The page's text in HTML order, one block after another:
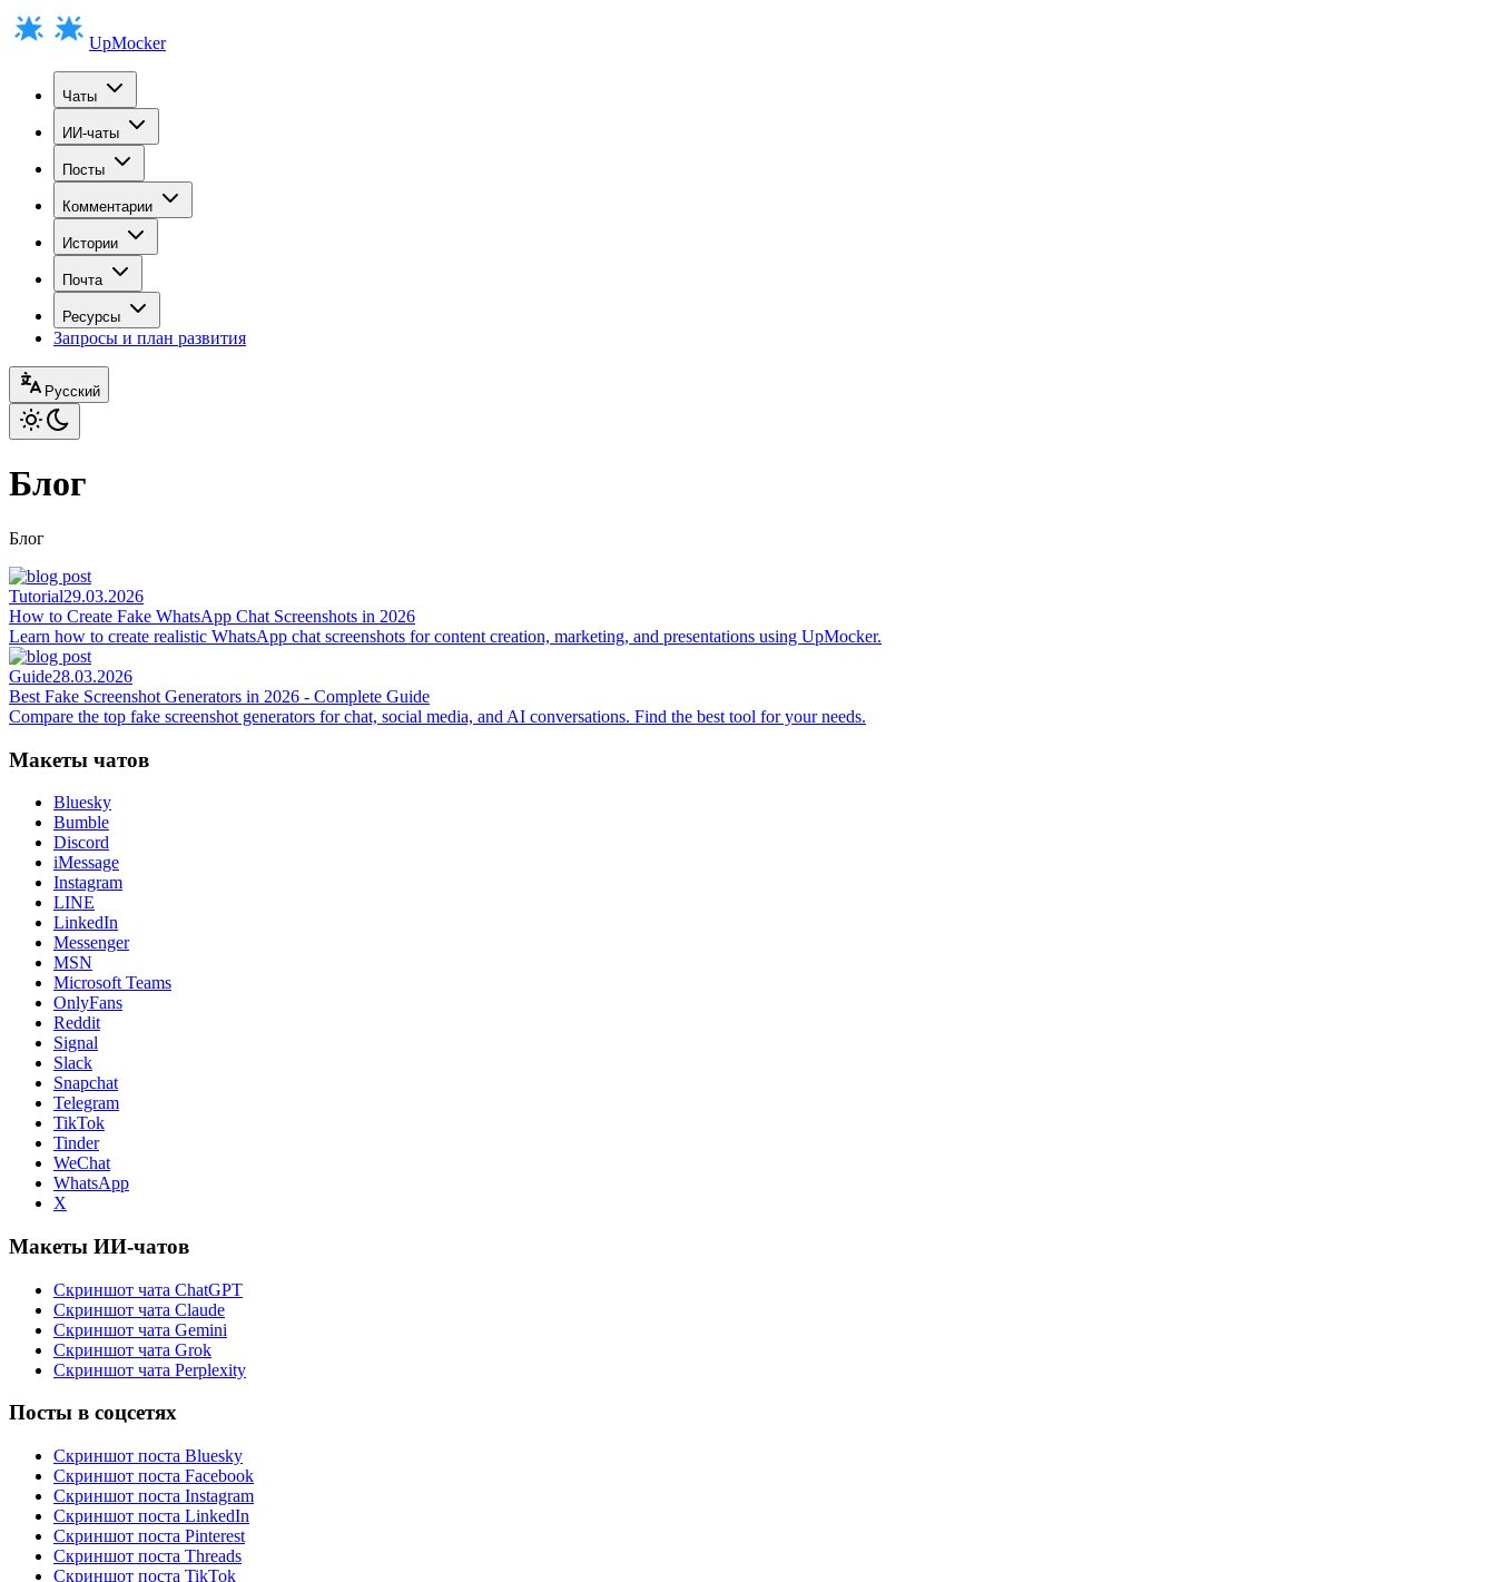
UpMocker
Чаты
ИИ-чаты
Посты
Комментарии
Истории
Почта
Ресурсы
Запросы и план развития
Русский
Блог
Блог
Tutorial29.03.2026
How to Create Fake WhatsApp Chat Screenshots in 2026
Learn how to create realistic WhatsApp chat screenshots for content creation, marketing, and presentations using UpMocker.
Guide28.03.2026
Best Fake Screenshot Generators in 2026 - Complete Guide
Compare the top fake screenshot generators for chat, social media, and AI conversations. Find the best tool for your needs.
Макеты чатов
Bluesky
Bumble
Discord
iMessage
Instagram
LINE
LinkedIn
Messenger
MSN
Microsoft Teams
OnlyFans
Reddit
Signal
Slack
Snapchat
Telegram
TikTok
Tinder
WeChat
WhatsApp
X
Макеты ИИ-чатов
Скриншот чата ChatGPT
Скриншот чата Claude
Скриншот чата Gemini
Скриншот чата Grok
Скриншот чата Perplexity
Посты в соцсетях
Скриншот поста Bluesky
Скриншот поста Facebook
Скриншот поста Instagram
Скриншот поста LinkedIn
Скриншот поста Pinterest
Скриншот поста Threads
Скриншот поста TikTok